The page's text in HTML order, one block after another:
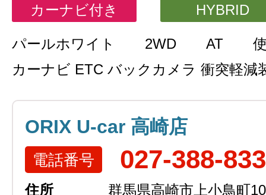
カーナビ付き HYBRID
パールホワイト 2WD AT
カーナビ ETC バックカメラ 衝突軽減
ORIX U-car 高崎店
電話番号 027-388-
住所
群馬県高崎市上小鳥町